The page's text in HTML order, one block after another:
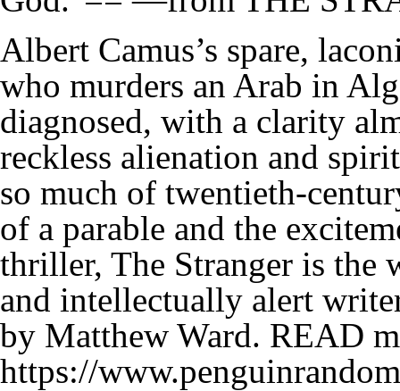
Albert Camus’s spare,
who murders an Arab in
diagnosed, with a clarity
reckless alienation and
so much of twentieth-
of a parable and the
thriller, The Stranger is the
and intellectually alert
by Matthew Ward. READ
https://